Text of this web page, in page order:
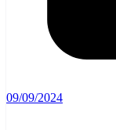
09/09/2024